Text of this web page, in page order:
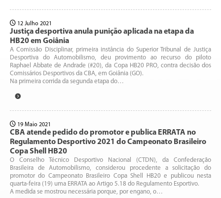
12 Julho 2021
Justiça desportiva anula punição aplicada na etapa da
HB20 em Goiânia
A Comissão Disciplinar, primeira instância do Superior Tribunal de Justiça
Desportiva do Automobilismo, deu provimento ao recurso do piloto
Raphael Abbate de Andrade (#20), da Copa HB20 PRO, contra decisão dos
Comissários Desportivos da CBA, em Goiânia (GO).
Na primeira corrida da segunda etapa do…
19 Maio 2021
CBA atende pedido do promotor e publica ERRATA no
Regulamento Desportivo 2021 do Campeonato Brasileiro
Copa Shell HB20
O Conselho Técnico Desportivo Nacional (CTDN), da Confederação
Brasileira de Automobilismo, considerou procedente a solicitação do
promotor do Campeonato Brasileiro Copa Shell HB20 e publicou nesta
quarta-feira (19) uma ERRATA ao Artigo 5.18 do Regulamento Esportivo.
A medida se mostrou necessária porque, por engano, o…